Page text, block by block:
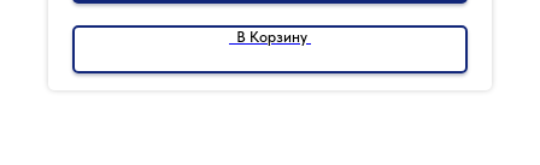
В Корзину